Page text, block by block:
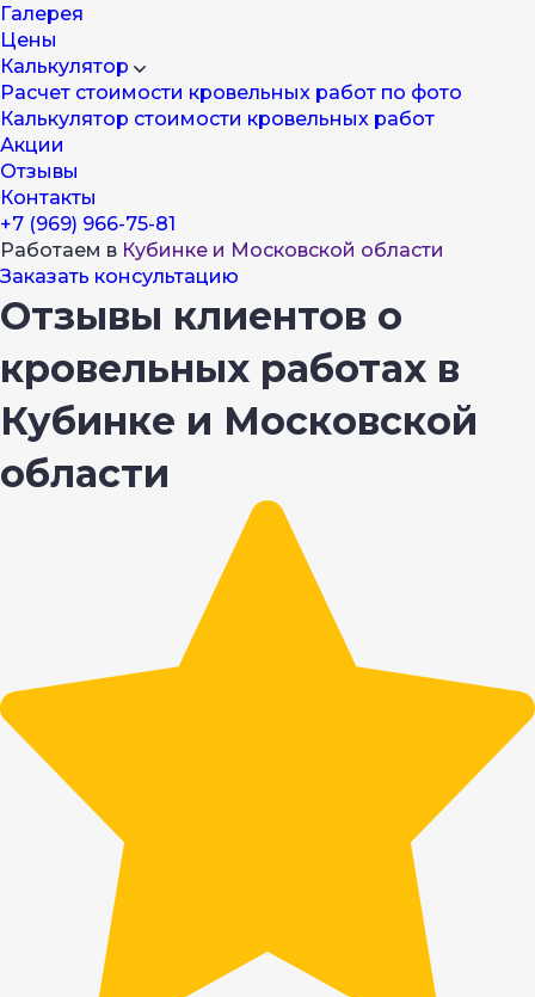
Галерея
Цены
Калькулятор
Расчет стоимости кровельных работ по фото
Калькулятор стоимости кровельных работ
Акции
Отзывы
Контакты
+7 (969) 966-75-81
Работаем в Кубинке и Московской области
Заказать консультацию
Отзывы клиентов о
кровельных работах в
Кубинке и Московской
области